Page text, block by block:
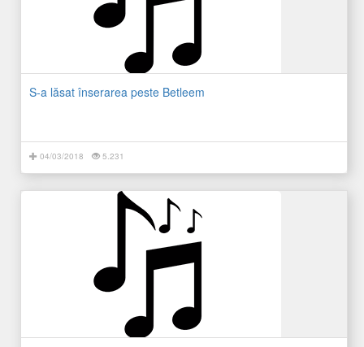
S-a lăsat înserarea peste Betleem
04/03/2018 5.231